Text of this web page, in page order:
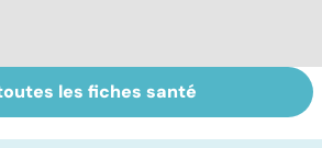
Inflammation des
amygdales : que
les fiches santé